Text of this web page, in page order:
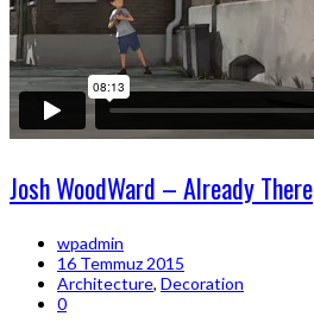
Josh WoodWard – Already There
wpadmin
16 Temmuz 2015
Architecture, Decoration
0